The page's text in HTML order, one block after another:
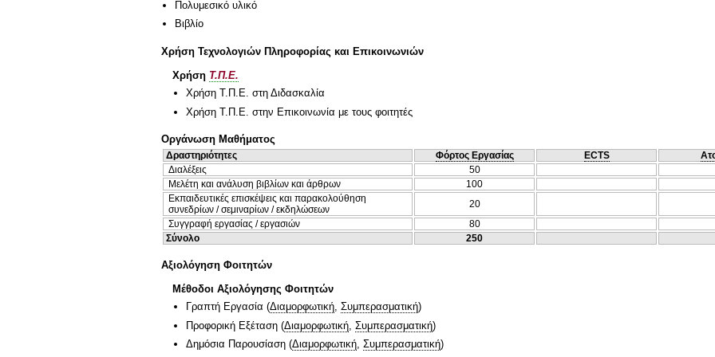
Πολυμεσικό υλικό
Βιβλίο
Χρήση Τεχνολογιών Πληροφορίας και Επικοινωνιών
Χρήση Τ.Π.Ε.
Χρήση Τ.Π.Ε. στη Διδασκαλία
Χρήση Τ.Π.Ε. στην Επικοινωνία με τους φοιτητές
Οργάνωση Μαθήματος
Δραστηριότητες Φόρτος Εργασίας ECTS
Διαλέξεις
50
Μελέτη και ανάλυση βιβλίων και άρθρων
100
Εκπαιδευτικές επισκέψεις και παρακολούθηση
συνεδρίων / σεμιναρίων / εκδηλώσεων
20
Συγγραφή εργασίας / εργασιών
80
Σύνολο
250
Αξιολόγηση Φοιτητών
Μέθοδοι Αξιολόγησης Φοιτητών
Γραπτή Εργασία (Διαμορφωτική, Συμπερασματική)
Προφορική Εξέταση (Διαμορφωτική Συμπερασματική)
Δημόσια Παρουσίαση (Διαμορφωτική, Συμπερασματική)